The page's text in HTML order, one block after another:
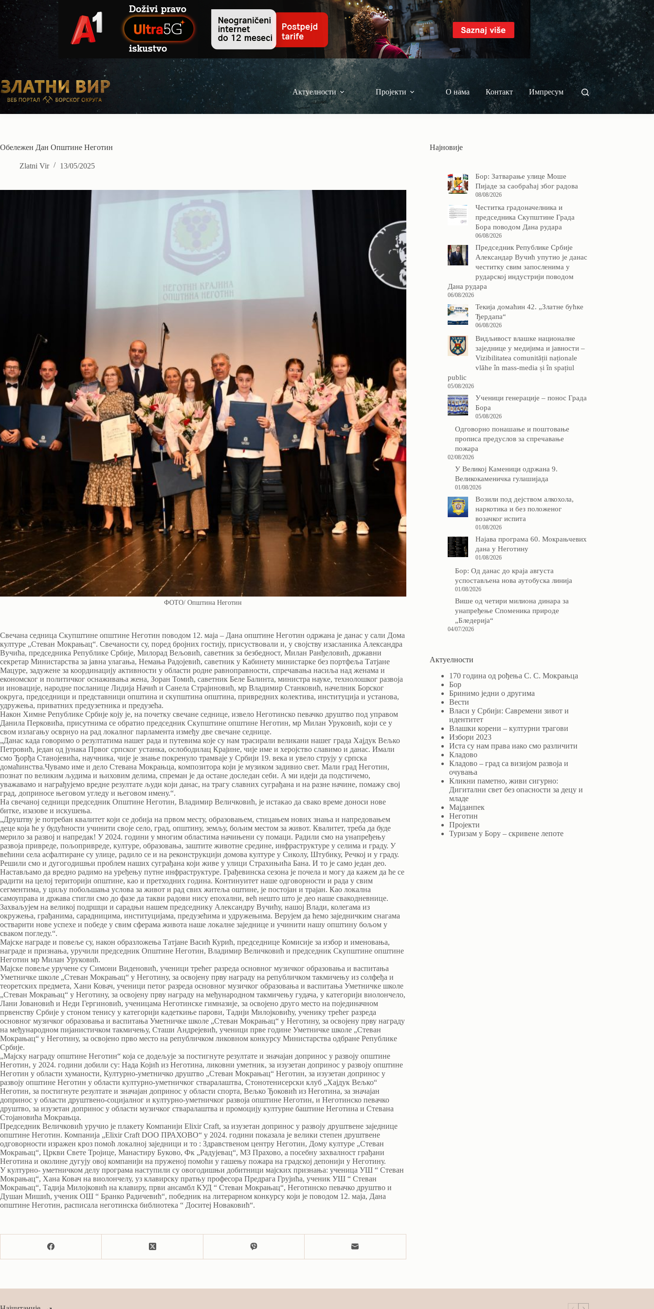
Skip
to
content
Актуелности Пројекти О нама Контакт Импресум
Обележен Дан Општине Неготин
Zlatni Vir 13/05/2025
ФОТО/ Општина Неготин
Свечана седница Скупштине општине Неготин поводом 12. маја – Дана општине Неготин одржана је данас у сали Дома
културе „Стеван Мокрањац“. Свечаности су, поред бројних гостију, присуствовали и, у својству изасланика Александра
Вучића, председника Републике Србије, Милорад Вељовић, саветник за безбедност, Милан Ранђеловић, државни
секретар Министарства за јавна улагања, Немања Радојевић, саветник у Кабинету министарке без портфеља Татјане
Мацуре, задужене за координацију активности у области родне равноправности, спречавања насиља над женама и
економског и политичког оснаживања жена, Зоран Томић, саветник Беле Балинта, министра науке, технолошког развоја
и иновације, народне посланице Лидија Начић и Санела Страјиновић, мр Владимир Станковић, начелник Борског
округа, председници и представници општина и скупштина општина, привредних колектива, институција и установа,
удружења, приватних предузетника и предузећа.
Након Химне Републике Србије коју је, на почетку свечане седнице, извело Неготинско певачко друштво под управом
Данила Перковића, присутнима се обратио председник Скупштине општине Неготин, мр Милан Уруковић, који се у
свом излагању осврнуо на рад локалног парламента између две свечане седнице.
„Данас када говоримо о резултатима нашег рада и путевима које су нам трасирали великани нашег града Хајдук Вељко
Петровић, један од јунака Првог српског устанка, ослободилац Крајине, чије име и херојство славимо и данас. Имали
смо Ђорђа Станојевића, научника, чије је знање покренуло трамваје у Србији 19. века и увело струју у српска
домаћинства.Чувамо име и дело Стевана Мокрањца, композитора који је музиком задивио свет. Мали град Неготин,
познат по великим људима и њиховим делима, спреман је да остане доследан себи. А ми идеји да подстичемо,
уважавамо и награђујемо вредне резултате људи који данас, на трагу славних суграђана и на разне начине, помажу свој
град, доприносе његовом угледу и његовом имену.“.
На свечаној седници председник Општине Неготин, Владимир Величковић, је истакао да свако време доноси нове
битке, изазове и искушења.
„Друштву је потребан квалитет који се добија на првом месту, образовањем, стицањем нових знања и напредовањем
деце која ће у будућности учинити своје село, град, општину, земљу, бољим местом за живот. Квалитет, треба да буде
мерило за развој и напредак! У 2024. години у многим областима начињени су помаци. Радили смо на унапређењу
развоја привреде, пољопривреде, културе, образовања, заштите животне средине, инфраструктуре у селима и граду. У
већини села асфалтиране су улице, радило се и на реконструкцији домова културе у Сиколу, Штубику, Речкој и у граду.
Решили смо и дугогодишњи проблем наших суграђана који живе у улици Страхињића Бана. И то је само један део.
Настављамо да вредно радимо на уређењу путне инфраструктуре. Грађевинска сезона је почела и могу да кажем да ће се
радити на целој територији општине, као и претходних година. Континуитет наше одговорности и рада у свим
сегментима, у циљу побољшања услова за живот и рад свих житеља оштине, је постојан и трајан. Као локална
самоуправа и држава стигли смо до фазе да такви радови нису епохални, већ нешто што је део наше свакодневнице.
Захваљујем на великој подршци и сарадњи нашем председнику Александру Вучићу, нашој Влади, колегама из
окружења, грађанима, сарадницима, институцијама, предузећима и удружењима. Верујем да ћемо заједничким снагама
остварити нове успехе и победе у свим сферама живота наше локалне заједнице и учинити нашу општину бољом у
сваком погледу.“.
Мајске награде и повеље су, након образложења Татјане Васић Курић, председнице Комисије за избор и именовања,
награде и признања, уручили председник Општине Неготин, Владимир Величковић и председник Скупштине општине
Неготин мр Милан Уруковић.
Мајске повеље уручене су Симони Виденовић, ученици трећег разреда основног музичког образовања и васпитања
Уметничке школе „Стеван Мокрањац“ у Неготину, за освојену прву награду на републичком такмичењу из солфеђа и
теоретских предмета, Хани Ковач, ученици петог разреда основног музичког образовања и васпитања Уметничке школе
„Стеван Мокрањац“ у Неготину, за освојену прву награду на међународном такмичењу гудача, у категорији виолончелo,
Лани Јовановић и Неди Гергиновић, ученицама Неготинске гимназије, за освојено друго место на појединачном
првенству Србије у стоном тенису у категорији кадеткиње парови, Тадији Милојковићу, ученику трећег разреда
основног музичког образовања и васпитања Уметничке школе „Стеван Мокрањац“ у Неготину, за освојену прву награду
на међународном пијанистичком такмичењу, Сташи Андрејевић, ученици прве године Уметничке школе „Стеван
Мокрањац“ у Неготину, за освојено прво место на републичком ликовном конкурсу Министарства одбране Републике
Србије.
„Мајску награду општине Неготин“ која се додељује за постигнуте резултате и значајан допринос у развоју општине
Неготин, у 2024. години добили су: Нада Којић из Неготина, ликовни уметник, за изузетан допринос у развоју општине
Неготин у области хуманости, Културно-уметничко друштво „Стеван Мокрањац“ Неготин, за изузетан допринос у
развоју општине Неготин у области културно-уметничког стваралаштва, Стонотенисерски клуб „Хајдук Вељко“
Неготин, за постигнуте резултате и значајан допринос у области спорта, Вељко Ђоковић из Неготина, за значајан
допринос у области друштвено-социјалног и културно-уметничког развоја општине Неготин, и Неготинско певачко
друштвo, за изузетан допринос у области музичког стваралаштва и промоцију културне баштине Неготина и Стевана
Стојановића Мокрањца.
Председник Величковић уручио је плакету Компанији Elixir Craft, за изузетан допринос у развоју друштвене заједнице
општине Неготин. Компанија „Еlixir Craft DOO ПРАХОВО“ у 2024. години показала је велики степен друштвене
одговорности изражен кроз помоћ локалној заједници и то : Здравственом центру Неготин, Дому културе „Стеван
Мокрањац“, Цркви Свете Тројице, Манастиру Буково, Фк „Радујевац“, МЗ Прахово, а посебну захвалност грађани
Неготина и околине дугују овој компанији на пруженој помоћи у гашењу пожара на градској депонији у Неготину.
У културно- уметничком делу програма наступили су овогодишњи добитници мајских признања: ученица УШ “ Стеван
Мокрањац“, Хана Ковач на виолoнчелу, уз клавирску пратњу професора Предрага Грујића, ученик УШ “ Стеван
Мокрањац“, Тадија Милојковић на клавиру, први ансамбл КУД “ Стеван Мокрањац“, Неготинско певачко друштво и
Душан Мишић, ученик ОШ “ Бранко Радичевић“, победник на литерарном конкурсу који је поводом 12. маја, Дана
општине Неготин, расписала неготинска библиотека “ Доситеј Новаковић“.
Најновије
Бор: Затварање улице Моше
Пијаде за саобраћај због радова
08/08/2026
Честитка градоначелника и
председника Скупштине Града
Бора поводом Дана рудара
06/08/2026
Председник Републике Србије
Александар Вучић упутио је данас
честитку свим запосленима у
рударској индустрији поводом
Дана рудара
06/08/2026
Текија домаћин 42. „Златне бућке
Ђердапа“
06/08/2026
Видљивост влашке националне
заједнице у медијима и јавности –
Vizibilitatea comunității naționale
vlăhe în mass-media și în spațiul
public
05/08/2026
Ученици генерације – понос Града
Бора
05/08/2026
Одговорно понашање и поштовање
прописа предуслов за спречавање
пожара
02/08/2026
У Великој Каменици одржана 9.
Великокаменичка гулашијада
01/08/2026
Возили под дејством алкохола,
наркотика и без положеног
возачког испита
01/08/2026
Најава програма 60. Мокрањчевих
дана у Неготину
01/08/2026
Бор: Од данас до краја августа
успостављена нова аутобуска линија
01/08/2026
Више од четири милиона динара за
унапређење Споменика природе
„Бледерија“
04/07/2026
Актуелности
170 година од рођења С. С. Мокрањца
Бор
Бринимо једни о другима
Вести
Власи у Србији: Савремени зивот и
идентитет
Влашки корени – културни трагови
Избори 2023
Иста су нам права иако смо различити
Кладово
Кладово – град са визијом развоја и
очувања
Кликни паметно, живи сигурно:
Дигитални свет без опасности за децу и
младе
Мајданпек
Неготин
Пројекти
Туризам у Бору – скривене лепоте